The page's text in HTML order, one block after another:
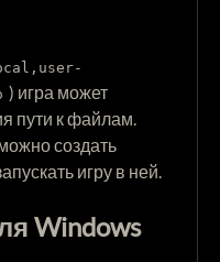
) игра может
пути к файлам.
создать
игру в ней.
Windows